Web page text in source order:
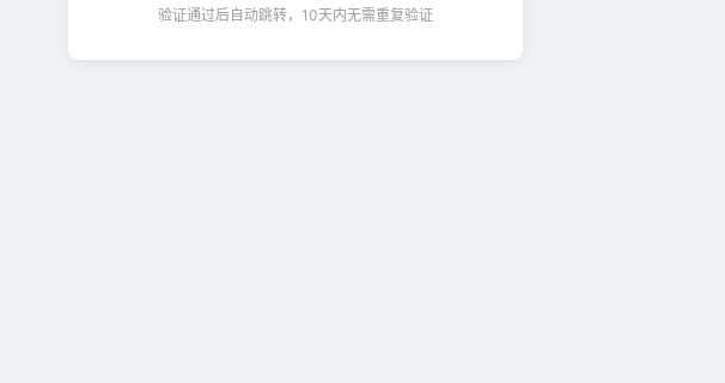
验证通过后自动跳转，10天内无需重复验证